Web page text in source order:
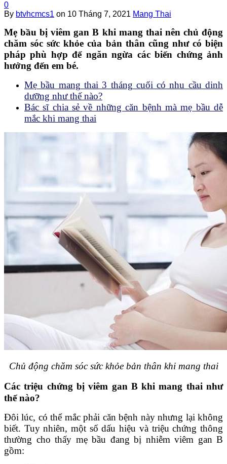
0
By btvhcmcs1 on 10 Tháng 7, 2021 Mang Thai
Mẹ bầu bị viêm gan B khi mang thai nên chủ động
chăm sóc sức khỏe của bản thân cũng như có biện
pháp phù hợp để ngăn ngừa các biến chứng ảnh
hưởng đến em bé.
Mẹ bầu mang thai 3 tháng cuối có nhu cầu dinh
dưỡng như thế nào?
Bác sĩ chia sẻ về những căn bệnh mà mẹ bầu dễ
mắc khi mang thai
Chủ động chăm sóc sức khỏe bản thân khi mang thai
Các triệu chứng bị viêm gan B khi mang thai như
thế nào?
Đôi lúc, có thể mắc phải căn bệnh này nhưng lại không
biết. Tuy nhiên, một số dấu hiệu và triệu chứng thông
thường cho thấy mẹ bầu đang bị nhiễm viêm gan B
gồm: